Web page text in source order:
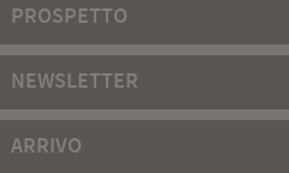
PROSPETTO
NEWSLETTER
ARRIVO